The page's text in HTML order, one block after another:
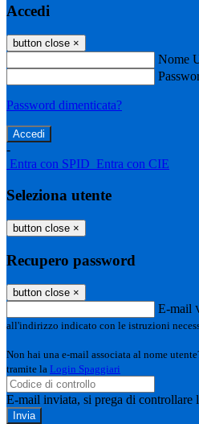
Accedi
button close ×
Nome
Password dimenticata?
-
Entra con SPID Entra con CIE
Seleziona utente
button close ×
Recupero password
button close ×
E-mail
all'indirizzo indicato con le istruzioni
Non hai una e-mail associata al nome
tramite la Login Spaggiari
E-mail inviata, si prega di controllare